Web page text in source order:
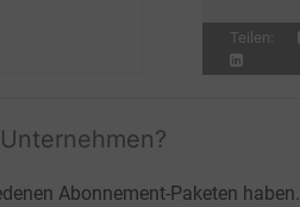
Teilen:
Abonnement-Paketen haben.